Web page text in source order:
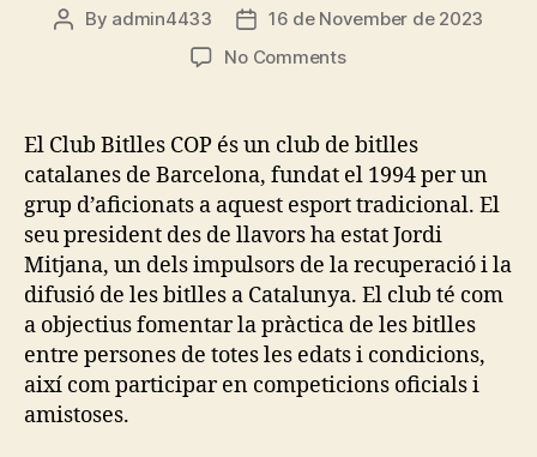
Post
By admin4433
Post
date
16 de November de 2023
No Commentson
COP
El Club Bitlles COP és un club de bitlles
catalanes de Barcelona, fundat el 1994 per un
grup d’aficionats a aquest esport tradicional. El
seu president des de llavors ha estat Jordi
Mitjana, un dels impulsors de la recuperació i la
difusió de les bitlles a Catalunya. El club té com
a objectius fomentar la pràctica de les bitlles
entre persones de totes les edats i condicions,
així com participar en competicions oficials i
amistoses.